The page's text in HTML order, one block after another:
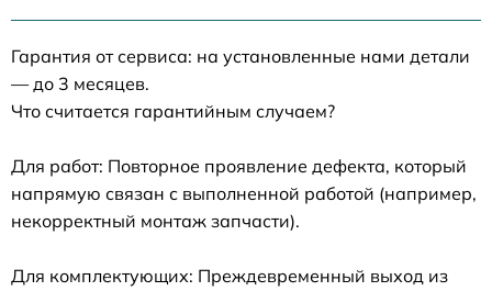
Гарантия от сервиса: на установленные нами детали
— до 3 месяцев.
Что считается гарантийным случаем?
Для работ: Повторное проявление дефекта, который
напрямую связан с выполненной работой (например,
некорректный монтаж запчасти).
Для комплектующих: Преждевременный выход из